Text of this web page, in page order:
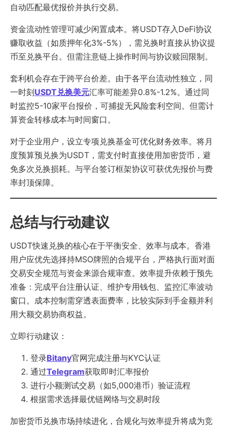
自动匹配最优报价并执行交易。
资金流动性管理可减少闲置成本。将USDT存入DeFi协议
赚取收益（如质押年化3%-5%），需兑换时直接从协议提
币至兑换平台。但需注意链上操作时间与协议赎回限制。
套利机会存在于跨平台价差。由于各平台流动性独立，同
一时刻USDT兑换美元汇率可能差异0.8%-1.2%。通过同
时监控5-10家平台报价，可捕捉无风险套利空间。但需计
算资金转移成本与时间窗口。
对于企业用户，设立专项兑换基金可优化财务效率。将月
度预算预兑换为USDT，需支付时直接使用加密货币，避
免多次兑换损耗。与平台签订框架协议可获优先报价与费
率封顶保障。
总结与行动建议
USDT快速兑换的核心在于平衡安全、效率与成本。香港
用户应优先选择持MSO牌照的合规平台，严格执行面对面
交易安全规范与资金来源合规审查。效率提升依赖于预先
准备：完成平台注册认证、维护专用钱包、监控汇率波动
窗口。成本控制需穿透表面费率，比较实际到手金额并利
用大额交易协商权益。
立即行动建议：
登录Bitany官网完成注册与KYC认证
通过Telegram获取即时汇率报价
进行小额测试交易（如5,000港币）验证流程
根据需求选择最优链网络与交易时段
加密货币兑换市场持续进化，合规化与效率提升将成为竞